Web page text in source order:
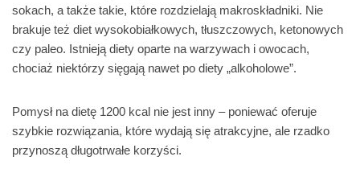
sokach, a także takie, które rozdzielają makroskładniki. Nie
brakuje też diet wysokobiałkowych, tłuszczowych, ketonowych
czy paleo. Istnieją diety oparte na warzywach i owocach,
chociaż niektórzy sięgają nawet po diety „alkoholowe”.
Pomysł na dietę 1200 kcal nie jest inny – poniewać oferuje
szybkie rozwiązania, które wydają się atrakcyjne, ale rzadko
przynoszą długotrwałe korzyści.